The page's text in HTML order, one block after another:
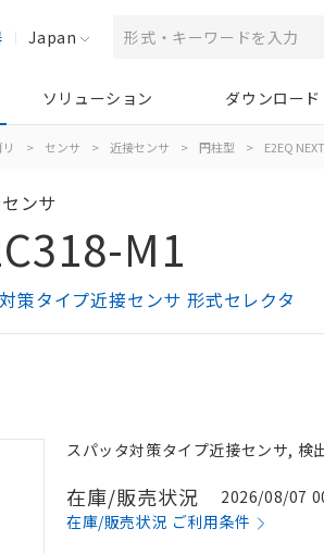
Japan
ソリューション ダウンロード
> センサ > 近接センサ > 円柱型 > E2EQ NEXT
ンサ
M1
策タイプ近接センサ 形式セレクタ
スパッタ対策タイプ近接センサ,
在庫/販売状況
2026/08/07
在庫/販売状況 ご利用条件